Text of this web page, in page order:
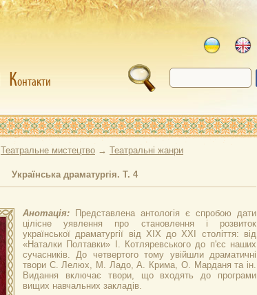
Контакти
Театральне мистецтво → Театральні жанри
Українська драматургія. Т. 4
Анотація:
Представлена антологія є спробою дати
цілісне уявлення про становлення і розвиток
української драматургії від XIX до XXI століття: від
«Наталки Полтавки» І. Котляревського до п'єс наших
сучасників. До четвертого тому увійшли драматичні
твори С. Лелюх, М. Ладо, А. Крима, О. Марданя та ін.
Видання включає твори, що входять до програми
вищих навчальних закладів.